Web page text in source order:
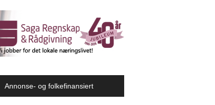
Annonse- og folkefinansiert